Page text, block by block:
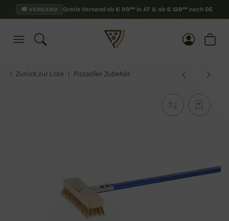
🚚 VERSAND Gratis Versand ab € 99** in AT & ab € 129** nach DE
Zurück zur Liste Pizzaofen Zubehör